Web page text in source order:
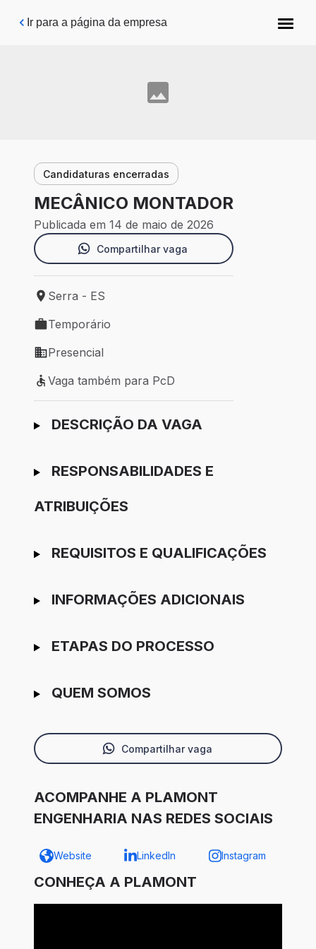
Pular para o conteúdo principal
Ir para a página da empresa
Candidaturas encerradas
MECÂNICO MONTADOR
Publicada em 14 de maio de 2026
Compartilhar vaga
Local de trabalho: Serra - ES
Serra - ES
Tipo de vaga: Temporário
Temporário
Modelo de trabalho: Presencial
Presencial
Vaga também para PcD
Vaga também para PcD
Ir para candidatura
DESCRIÇÃO DA VAGA
RESPONSABILIDADES E
ATRIBUIÇÕES
REQUISITOS E QUALIFICAÇÕES
INFORMAÇÕES ADICIONAIS
ETAPAS DO PROCESSO
QUEM SOMOS
Compartilhar vaga
ACOMPANHE A PLAMONT
ENGENHARIA NAS REDES SOCIAIS
Website LinkedIn Instagram
CONHEÇA A PLAMONT